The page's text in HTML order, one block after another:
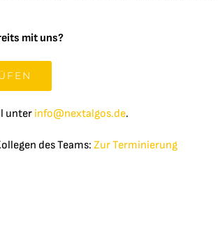
mit uns?
unter info@nextalgos.de.
des Teams: ZurTerminierung